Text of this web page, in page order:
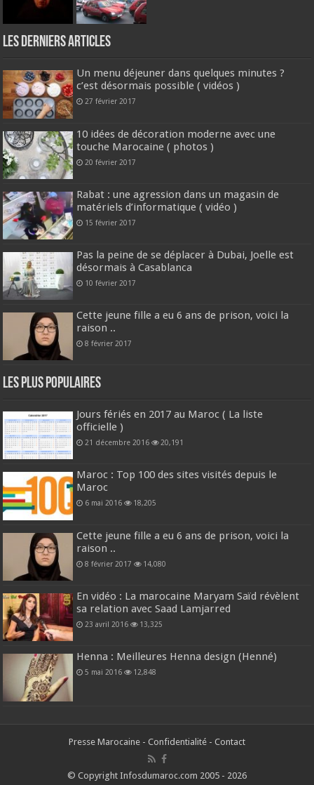
Les derniers articles
Un menu déjeuner dans quelques minutes ?
c’est désormais possible ( vidéos )
27 février 2017
10 idées de décoration moderne avec une
touche Marocaine ( photos )
20 février 2017
Rabat : une agression dans un magasin de
matériels d’informatique ( vidéo )
15 février 2017
Pas la peine de se déplacer à Dubai, Joelle est
désormais à Casablanca
10 février 2017
Cette jeune fille a eu 6 ans de prison, voici la
raison ..
8 février 2017
Les plus populaires
Jours fériés en 2017 au Maroc ( La liste
officielle )
21 décembre 2016 20,191
Maroc : Top 100 des sites visités depuis le
Maroc
6 mai 2016 18,205
Cette jeune fille a eu 6 ans de prison, voici la
raison ..
8 février 2017 14,080
En vidéo : La marocaine Maryam Saïd révèlent
sa relation avec Saad Lamjarred
23 avril 2016 13,325
Henna : Meilleures Henna design (Henné)
5 mai 2016 12,848
Presse Marocaine - Confidentialité - Contact
© Copyright Infosdumaroc.com 2005 - 2026